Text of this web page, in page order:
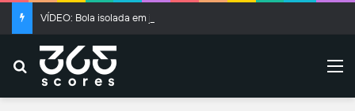
Buscar